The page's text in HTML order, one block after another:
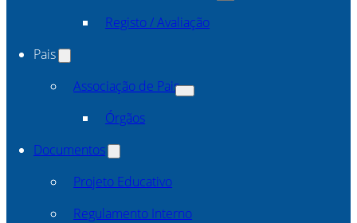
Registo / Avaliação
Pais
Associação de Pais
Órgãos
Documentos
Projeto Educativo
Regulamento Interno